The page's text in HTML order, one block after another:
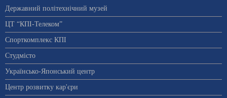
Державний політехнічний музей
ЦТ “КПІ-Телеком”
Спорткомплекс КПІ
Студмісто
Українсько-Японський центр
Центр розвитку кар'єри